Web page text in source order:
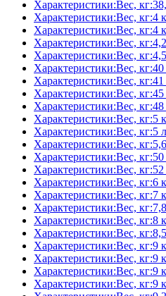
Характеристики:Вес,
Характеристики:Вес, кг:4
Характеристики:Вес, кг:4
Характеристики:Вес,
Характеристики:Вес,
Характеристики:Вес, кг:40
Характеристики:Вес, кг:41
Характеристики:Вес, кг:45
Характеристики:Вес, кг:48
Характеристики:Вес, кг:5
Характеристики:Вес, кг:5 л
Характеристики:Вес,
Характеристики:Вес, кг:50
Характеристики:Вес, кг:52
Характеристики:Вес, кг:6
Характеристики:Вес, кг:7
Характеристики:Вес,
Характеристики:Вес, кг:8
Характеристики:Вес,
Характеристики:Вес, кг:9
Характеристики:Вес, кг:9
Характеристики:Вес, кг:9
Характеристики:Вес, кг:9